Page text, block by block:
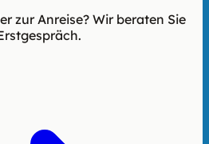
zur Anreise? Wir beraten Sie